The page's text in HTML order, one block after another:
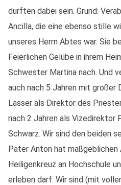
durften dabei sein. Grund:
Ancilla, die eine ebenso stille
unseres Herrn Abtes war. Sie
Feierlichen Gelübe in ihrem
Schwester Martina nach. Und
auch nach 5 Jahren mit großer
Lässer als Direktor des
nach 2 Jahren als Vizedirektor
Schwarz. Wir sind den beiden
Pater Anton hat maßgeblichen
Heiligenkreuz an Hochschule
erleben darf. Wir sind (mit